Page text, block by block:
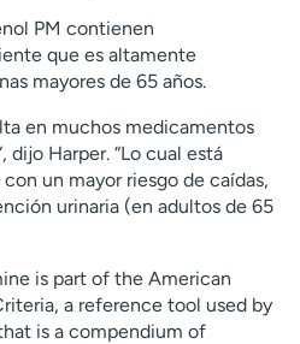
PM contienen
que es altamente
mayores de 65 años.
en muchos medicamentos
dijo Harper. “Lo cual está
un mayor riesgo de caídas,
urinaria (en adultos de 65
is part of the American
a reference tool used by
is a compendium of